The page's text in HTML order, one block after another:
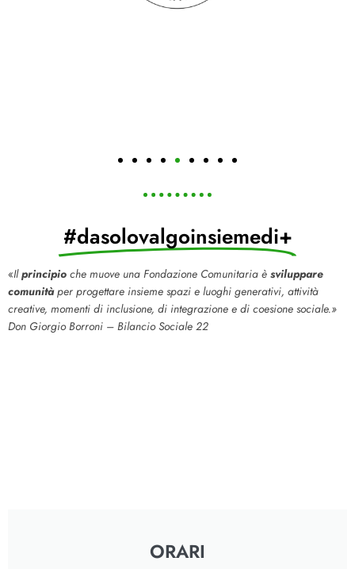
Area Area
Protezione
Civile -
C.R.I.
Area
Cultura,
Arte,
Restauro
#dasolovalgoinsiemedi+
«Ilprincipio che muove una Fondazione Comunitaria è sviluppare
comunitàper progettare insieme spazi e luoghi generativi, attività
creative, momenti di inclusione, di integrazione e di coesione sociale.»
Don Giorgio Borroni – Bilancio Sociale 22
ORARI